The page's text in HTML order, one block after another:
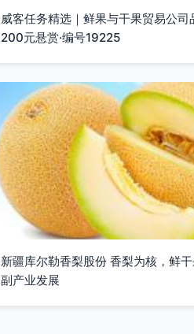
威客任务精选｜鲜果与干果贸易公司
200元悬赏·编号19225
新疆库尔勒香梨股份 香梨为核，鲜
副产业发展